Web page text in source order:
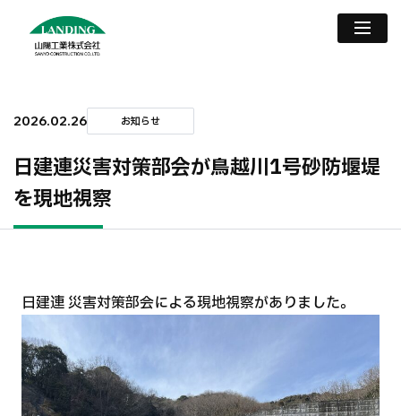
2026.02.26 お知らせ
日建連災害対策部会が鳥越川1号砂防堰堤
を現地視察
日建連 災害対策部会による現地視察がありました。